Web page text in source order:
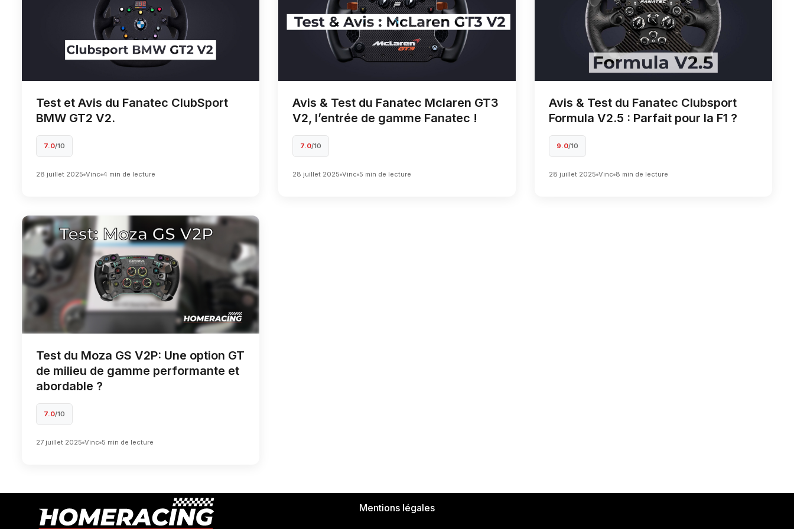
Test et Avis du Fanatec ClubSport
BMW GT2 V2.
7.0/10
28 juillet 2025 Vinc 4 min de lecture
Avis & Test du Fanatec Mclaren GT3
V2, l’entrée de gamme Fanatec !
7.0/10
28 juillet 2025 Vinc 5 min de lecture
Avis & Test du Fanatec Clubsport
Formula V2.5 : Parfait pour la F1 ?
9.0/10
28 juillet 2025 Vinc 8 min de lecture
Test du Moza GS V2P: Une option GT
de milieu de gamme performante et
abordable ?
7.0/10
27 juillet 2025 Vinc 5 min de lecture
Mentions légales